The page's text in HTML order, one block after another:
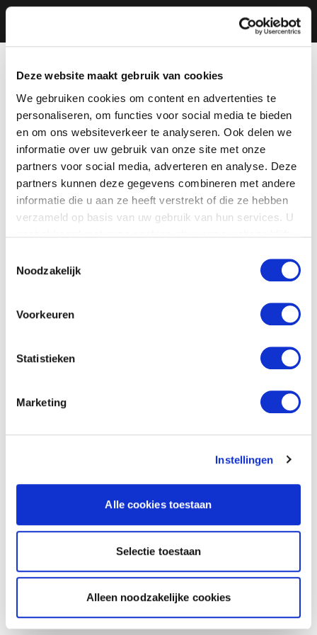
Deze website maakt gebruik van cookies
We gebruiken cookies om content en advertenties te
personaliseren, om functies voor social media te bieden
en om ons websiteverkeer te analyseren. Ook delen we
informatie over uw gebruik van onze site met onze
partners voor social media, adverteren en analyse. Deze
partners kunnen deze gegevens combineren met andere
informatie die u aan ze heeft verstrekt of die ze hebben
verzameld op basis van uw gebruik van hun services. U
Noodzakelijk
Voorkeuren
Statistieken
Marketing
Instellingen
Alle cookies toestaan
Selectie toestaan
Alleen noodzakelijke cookies